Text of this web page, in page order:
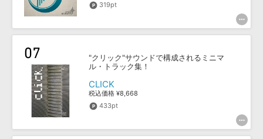
319pt
"クリック"サウンドで構成されるミニマ
ル・トラック集！
CLICK
税込価格 ¥8,668
433pt